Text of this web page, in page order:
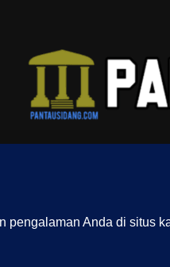
TENTANG KAMI REDAKSI